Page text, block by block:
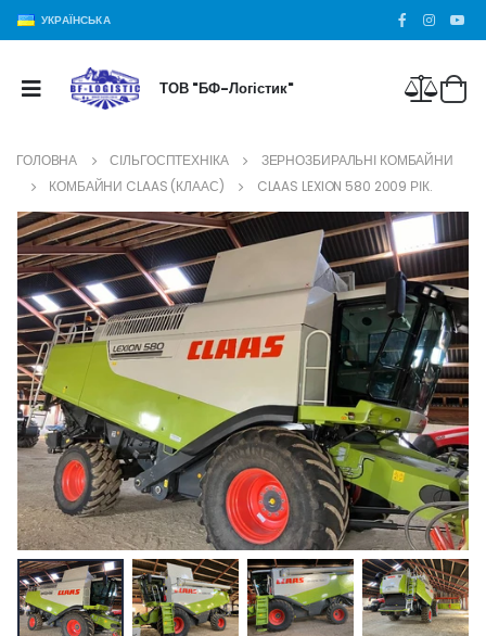
УКРАЇНСЬКА
ТОВ "БФ-Логістик"
ГОЛОВНА СІЛЬГОСПТЕХНІКА
ЗЕРНОЗБИРАЛЬНІ КОМБАЙНИ
КОМБАЙНИ CLAAS (КЛААС)
CLAAS LEXION 580 2009 РІК.